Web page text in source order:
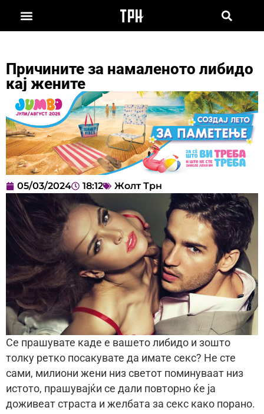
Причините за намаленото либидо
кај жените
05/03/2024 18:12 Жолт Трн
Се прашувате каде е вашето либидо и зошто
толку ретко посакувате да имате секс? Не сте
сами, милиони жени низ светот поминуваат низ
истото, прашувајќи се дали повторно ќе ја
доживеат страста и желбата за секс како порано.